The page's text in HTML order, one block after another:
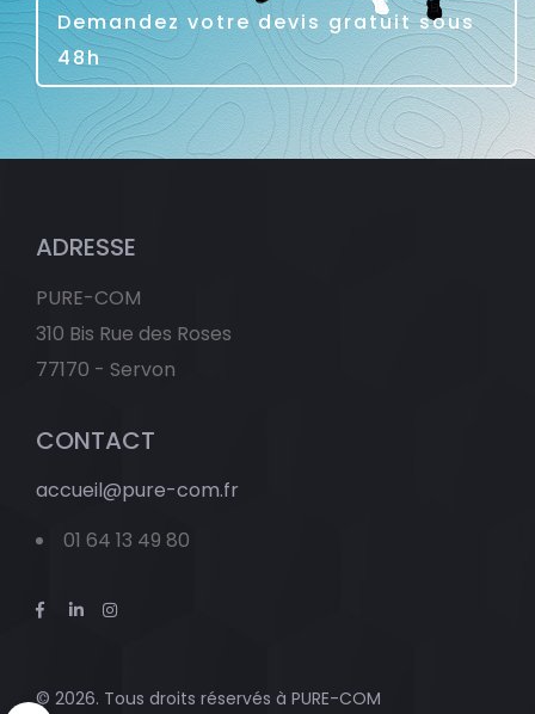
Demandez votre devis gratuit sous
48h
ADRESSE
PURE-COM
310 Bis Rue des Roses
77170 - Servon
CONTACT
accueil@pure-com.fr
01 64 13 49 80
© 2026. Tous droits réservés à PURE-COM